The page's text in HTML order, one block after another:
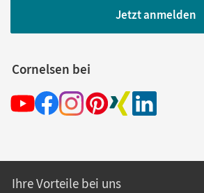
Jetzt anmelden
Cornelsen bei
Ihre Vorteile bei uns